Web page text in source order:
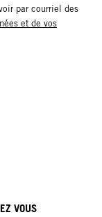
par courriel des
et de vos
VOUS